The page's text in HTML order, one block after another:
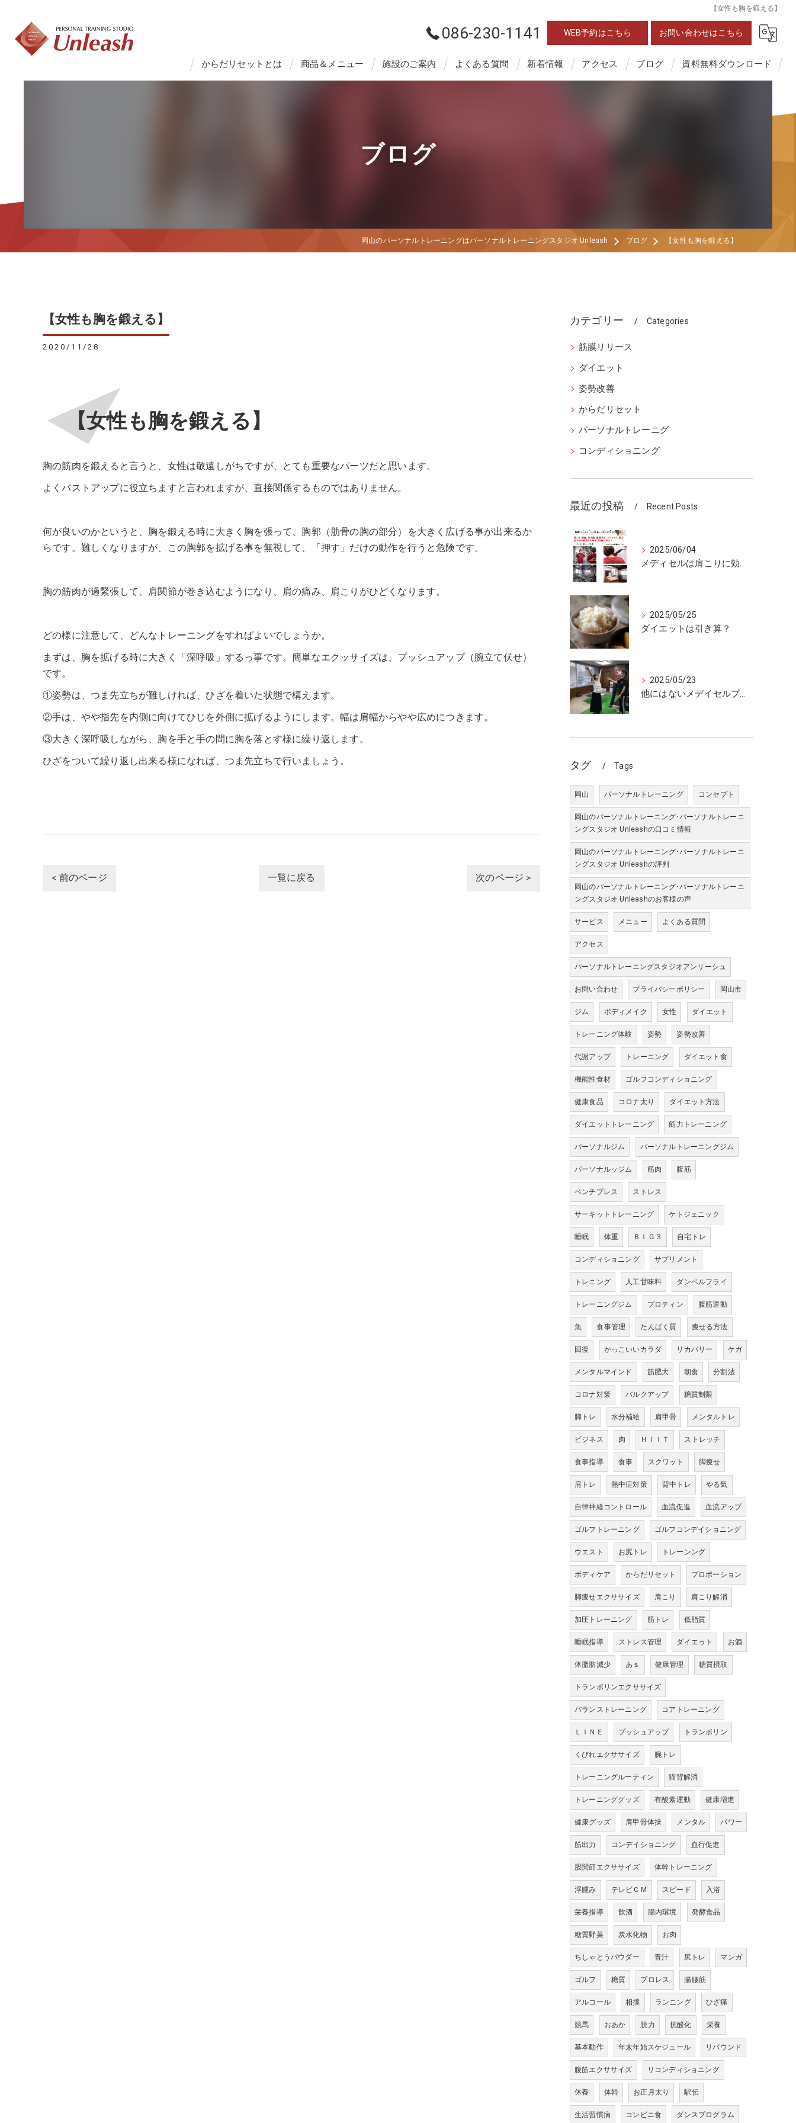
【女性も胸を鍛える】
086-230-1141 WEB予約はこちら お問い合わせはこちら
からだリセットとは 商品＆メニュー 施設のご案内 よくある質問 新着情報 アクセス ブログ 資料無料ダウンロード
ブログ
岡山のパーソナルトレーニングはパーソナルトレーニングスタジオ Unleash ブログ 【女性も胸を鍛える】
【女性も胸を鍛える】
2020/11/28
【女性も胸を鍛える】
胸の筋肉を鍛えると言うと、女性は敬遠しがちですが、とても重要なパーツだと思います。
よくバストアップに役立ちますと言われますが、直接関係するものではありません。
何が良いのかというと、胸を鍛える時に大きく胸を張って、胸郭（肋骨の胸の部分）を大きく広げる事が出来るか
らです。難しくなりますが、この胸郭を拡げる事を無視して、「押す」だけの動作を行うと危険です。
胸の筋肉が過緊張して、肩関節が巻き込むようになり、肩の痛み、肩こりがひどくなります。
どの様に注意して、どんなトレーニングをすればよいでしょうか。
まずは、胸を拡げる時に大きく「深呼吸」するっ事です。簡単なエクッサイズは、プッシュアップ（腕立て伏せ）
です。
①姿勢は、つま先立ちが難しければ、ひざを着いた状態で構えます。
②手は、やや指先を内側に向けてひじを外側に拡げるようにします。幅は肩幅からやや広めにつきます。
③大きく深呼吸しながら、胸を手と手の間に胸を落とす様に繰り返します。
ひざをついて繰り返し出来る様になれば、つま先立ちで行いましょう。
< 前のページ 一覧に戻る 次のページ >
カテゴリー Categories
筋膜リリース
ダイエット
姿勢改善
からだリセット
パーソナルトレーニグ
コンディショニング
最近の投稿 Recent Posts
2025/06/04
メディセルは肩こりに効くのか
2025/05/25
ダイエットは引き算？
2025/05/23
他にはないメデイセルプラス
タグ Tags
岡山 パーソナルトレーニング コンセプト
岡山のパーソナルトレーニング･パーソナルトレーニ
ングスタジオ Unleashの口コミ情報
岡山のパーソナルトレーニング･パーソナルトレーニ
ングスタジオ Unleashの評判
岡山のパーソナルトレーニング･パーソナルトレーニ
ングスタジオ Unleashのお客様の声
サービス メニュー よくある質問
アクセス
パーソナルトレーニングスタジオアンリーシュ
お問い合わせ プライバシーポリシー 岡山市
ジム ボディメイク 女性 ダイエット
トレーニング体験 姿勢 姿勢改善
代謝アップ トレーニング ダイエット食
機能性食材 ゴルフコンディショニング
健康食品 コロナ太り ダイエット方法
ダイエットトレーニング 筋力トレーニング
パーソナルジム パーソナルトレーニングジム
パーソナルッジム 筋肉 腹筋
ベンチプレス ストレス
サーキットトレーニング ケトジェニック
睡眠 体重 ＢＩＧ３ 自宅トレ
コンディショニング サプリメント
トレニング 人工甘味料 ダンベルフライ
トレーニングジム プロティン 腹筋運動
魚 食事管理 たんぱく質 痩せる方法
回復 かっこいいカラダ リカバリー ケガ
メンタルマインド 筋肥大 朝食 分割法
コロナ対策 バルクアップ 糖質制限
脚トレ 水分補給 肩甲骨 メンタルトレ
ビジネス 肉 ＨＩＩＴ ストレッチ
食事指導 食事 スクワット 脚痩せ
肩トレ 熱中症対策 背中トレ やる気
自律神経コントロール 血流促進 血流アップ
ゴルフトレーニング ゴルフコンデイショニング
ウエスト お尻トレ トレーンング
ボディケア からだリセット プロポーション
脚痩せエクササイズ 肩こり 肩こり解消
加圧トレーニング 筋トレ 低脂質
睡眠指導 ストレス管理 ダイエゥト お酒
体脂肪減少 あｓ 健康管理 糖質摂取
トランポリンエクササイズ
バランストレーニング コアトレーニング
ＬＩＮＥ プッシュアップ トランポリン
くびれエクササイズ 腕トレ
トレーニングルーティン 猫背解消
トレーニンググッズ 有酸素運動 健康増進
健康グッズ 肩甲骨体操 メンタル パワー
筋出力 コンデイショニング 血行促進
股関節エクササイズ 体幹トレーニング
浮腫み テレビＣＭ スピード 入浴
栄養指導 飲酒 腸内環境 発酵食品
糖質野菜 炭水化物 お肉
ちしゃとうパウダー 青汁 尻トレ マンガ
ゴルフ 糖質 プロレス 腸腰筋
アルコール 相撲 ランニング ひざ痛
競馬 おあか 脱力 抗酸化 栄養
基本動作 年末年始スケジュール リバウンド
腹筋エクササイズ リコンディショニング
休養 体幹 お正月太り 駅伝
生活習慣病 コンビニ食 ダンスプログラム